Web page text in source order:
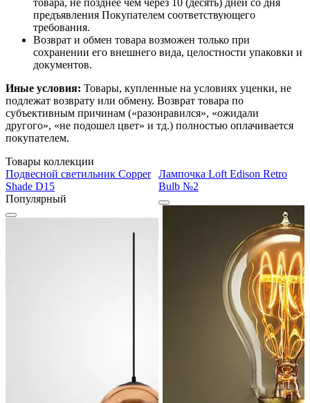
товара, не позднее чем через 10 (десять) дней со дня
предъявления Покупателем соответствующего
требования.
Возврат и обмен товара возможен только при
сохранении его внешнего вида, целостности упаковки и
документов.
Иные условия: Товары, купленные на условиях уценки, не
подлежат возврату или обмену. Возврат товара по
субъективным причинам («разонравился», «ожидали
другого», «не подошел цвет» и тд.) полностью оплачивается
покупателем.
Товары коллекции
Подвесной светильник Copper
Shade D15
Популярный
Лампочка Loft Edison Retro
Bulb №2